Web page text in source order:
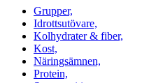
Grupper,
Idrottsutövare,
Kolhydrater & fiber,
Kost,
Näringsämnen,
Protein,